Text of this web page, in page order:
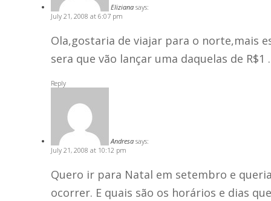
Eliziana says:
July 21, 2008 at 6:07 pm
Ola,gostaria de viajar para o norte,mais
sera que vão lançar uma daquelas de R$1 .
Reply
Andresa says:
July 21, 2008 at 10:12 pm
Quero ir para Natal em setembro e
ocorrer. E quais são os horários e dias